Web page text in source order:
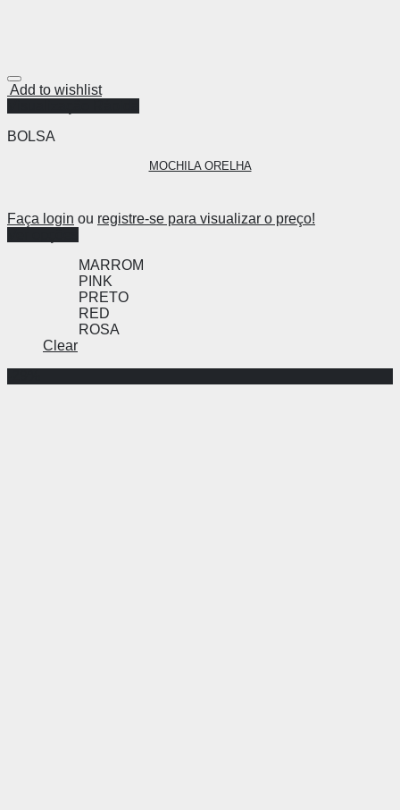
Add to wishlist
BOLSA
MOCHILA ORELHA
Faça login ou registre-se para visualizar o preço!
MARROM
PINK
PRETO
RED
ROSA
Clear